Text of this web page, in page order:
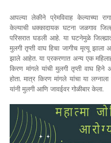
आपल्या लेकीने प्रेमविवाह केल्याच्या
केल्याची धक्कादायक घटना जळगाव
परिसरात घडली आहे. या घटनेमुळे
मुलगी तृप्ती वाघ हिचा जागीच मृत्यू
झाले आहेत. या प्रकरणात अन्य एक
किरण मांगले यांची मुलगी तृप्ती वाघ हिने
होता. मात्र किरण मांगले यांचा या
यांनी मुलगी आणि जावईवर गोळीबार केला.